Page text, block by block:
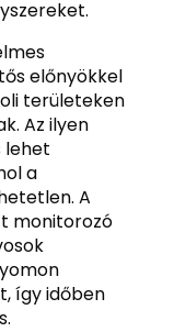
előnyökkel
területeken
Az ilyen
lehet
a
A
monitorozó
így időben